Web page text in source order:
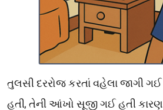
તુલસી દરરોજ કરતાં વહેલા જાગી ગઈ
હતી, તેની આંખો સૂજી ગઈ હતી કારણ